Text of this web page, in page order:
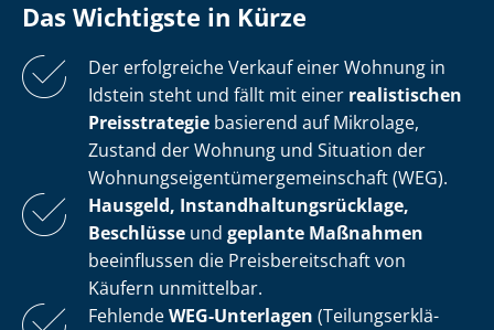
Das Wichtigste in Kürze
Der erfolgreiche Verkauf einer Wohnung in
Idstein steht und fällt mit einer realistischen
Preisstrategie basierend auf Mikrolage,
Zustand der Wohnung und Situation der
Woh­nungs­ei­gen­tü­mer­ge­mein­schaft (WEG).
Hausgeld, In­stand­hal­tungs­rück­la­ge,
Beschlüsse und geplante Maßnahmen
beeinflussen die Preis­be­reit­schaft von
Käufern unmittelbar.
FehlendeWEG-Unterlagen (Tei­lungs­er­klä­